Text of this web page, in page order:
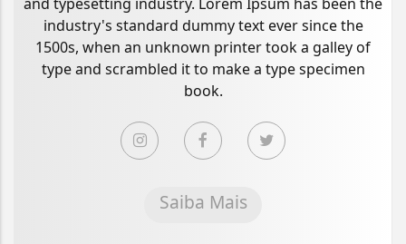
industry's standard dummy text ever since the
1500s, when an unknown printer took a galley of
type and scrambled it to make a type specimen
book.
Saiba Mais